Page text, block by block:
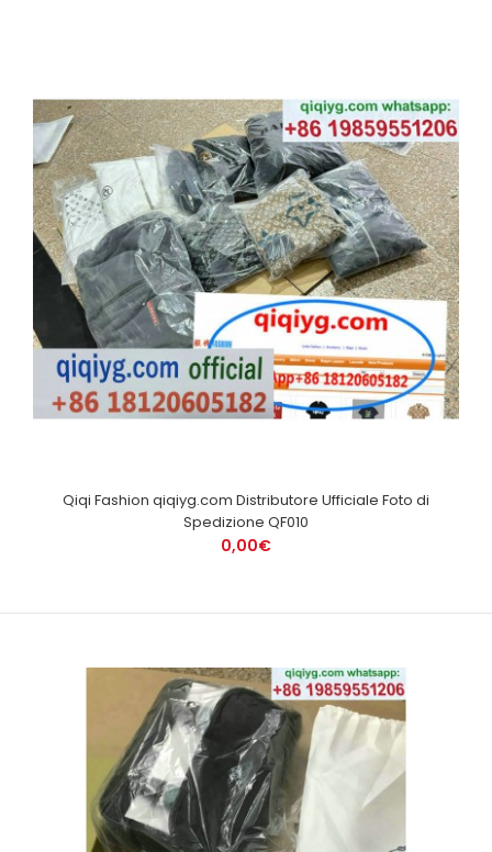
Qiqi Fashion qiqiyg.com Distributore Ufficiale Foto di
Spedizione QF010
0,00€